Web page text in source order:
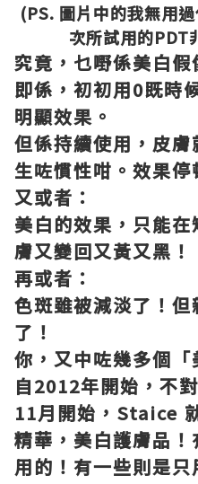
(PS. 圖片中的我無用
次所試用的PDT
究竟，乜嘢係美白假
即係，初初用0既時
明顯效果。
但係持續使用，皮
生咗慣性咁。效果停
又或者：
美白的效果，只能
膚又變回又黃又黑！
再或者：
色斑雖被減淡了！
了！
你，又中咗幾多個「
自2012年開始，不
11月開始，Staice
精華，美白護膚品
用的！有一些則是只